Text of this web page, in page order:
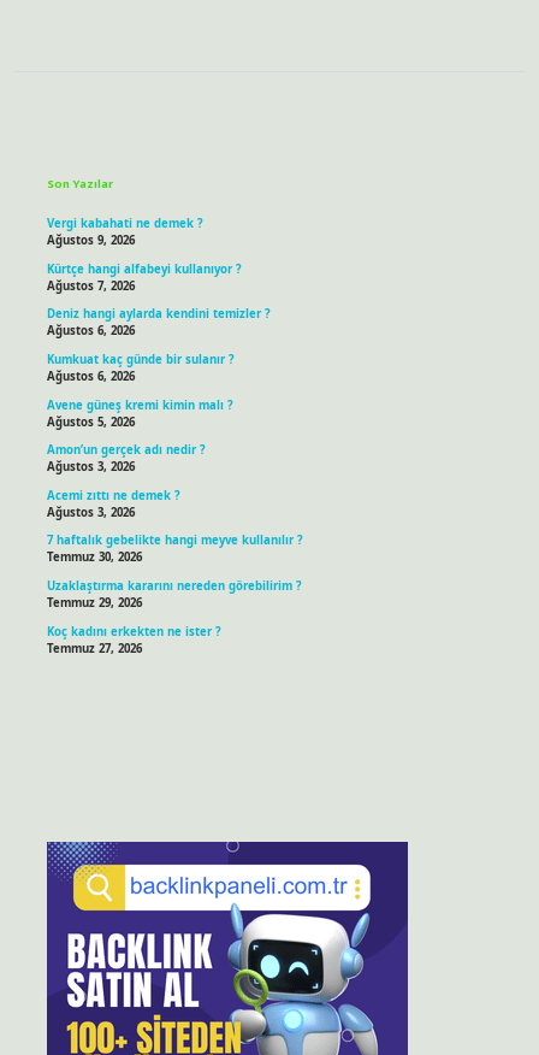
Son Yazılar
Vergi kabahati ne demek ?
Ağustos 9, 2026
Kürtçe hangi alfabeyi kullanıyor ?
Ağustos 7, 2026
Deniz hangi aylarda kendini temizler ?
Ağustos 6, 2026
Kumkuat kaç günde bir sulanır ?
Ağustos 6, 2026
Avene güneş kremi kimin malı ?
Ağustos 5, 2026
Amon’un gerçek adı nedir ?
Ağustos 3, 2026
Acemi zıttı ne demek ?
Ağustos 3, 2026
7 haftalık gebelikte hangi meyve kullanılır ?
Temmuz 30, 2026
Uzaklaştırma kararını nereden görebilirim ?
Temmuz 29, 2026
Koç kadını erkekten ne ister ?
Temmuz 27, 2026